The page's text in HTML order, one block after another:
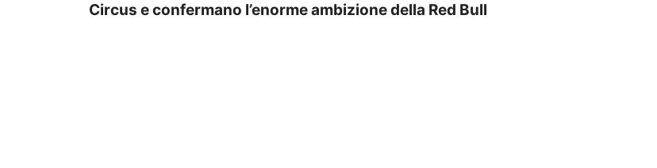
Circus e confermano l’enorme ambizione della Red Bull